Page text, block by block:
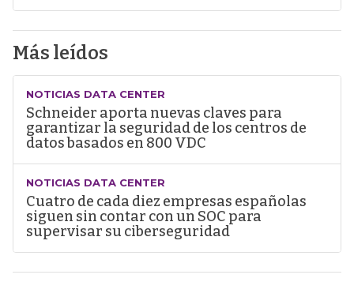
Más leídos
NOTICIAS DATA CENTER
Schneider aporta nuevas claves para
garantizar la seguridad de los centros de
datos basados en 800 VDC
NOTICIAS DATA CENTER
Cuatro de cada diez empresas españolas
siguen sin contar con un SOC para
supervisar su ciberseguridad